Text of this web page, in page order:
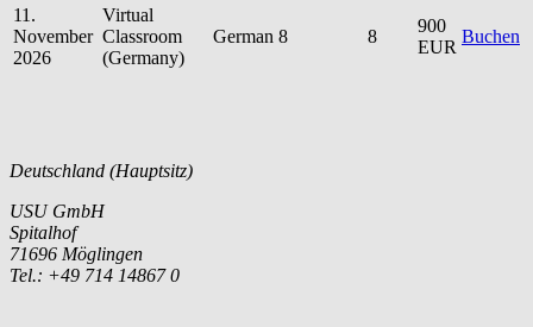
11.
November
2026
Virtual
Classroom
(Germany)
German 8 8
900
EUR
Buchen
Deutschland (Hauptsitz)
USU GmbH
Spitalhof
71696 Möglingen
Tel.: +49 714 14867 0